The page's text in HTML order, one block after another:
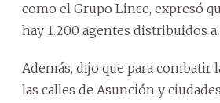
como el Grupo Lince, expresó
hay 1.200 agentes distribuidos a
Además, dijo que para combatir
las calles de Asunción y